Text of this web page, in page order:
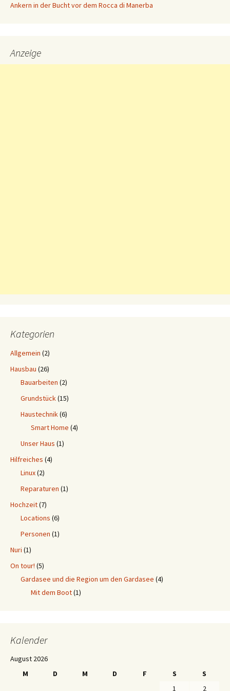
Ankern in der Bucht vor dem Rocca di Manerba
Anzeige
Kategorien
Allgemein (2)
Hausbau (26)
Bauarbeiten (2)
Grundstück(15)
Haustechnik(6)
Smart Home (4)
Unser Haus (1)
Hilfreiches (4)
Linux(2)
Reparaturen (1)
Hochzeit(7)
Locations (6)
Personen (1)
Nuri (1)
On tour! (5)
Gardasee und die Region um den Gardasee (4)
Mit dem Boot(1)
Kalender
August 2026
M
D M D F S
S
1
2